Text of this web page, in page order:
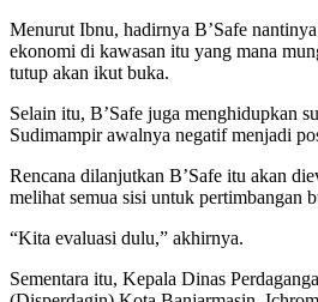
Menurut Ibnu, hadirnya B’Safe
ekonomi di kawasan itu yang mana
tutup akan ikut buka.
Selain itu, B’Safe juga menghidupkan
Sudimampir awalnya negatif menjadi
Rencana dilanjutkan B’Safe itu akan
melihat semua sisi untuk pertimbangan
“Kita evaluasi dulu,” akhirnya.
Sementara itu, Kepala Dinas